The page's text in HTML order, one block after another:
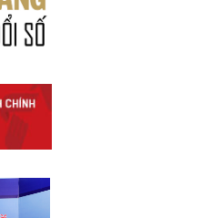
quy phạm pháp luật
định nghiệp vụ lưu trữ tài liệu
ĐI B TỈNH ĐĂK LẮK -
quy phạm pháp luật quy
hoạt động của tổ chức phối
báo cáo kết quả 06 năm
TW và Nghị quyết số 19-